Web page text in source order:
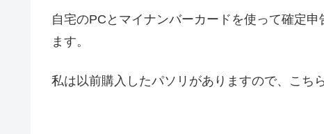
自宅のPCとマイナンバーカードを使って確定
ます。
私は以前購入したパソリがありますので、こち